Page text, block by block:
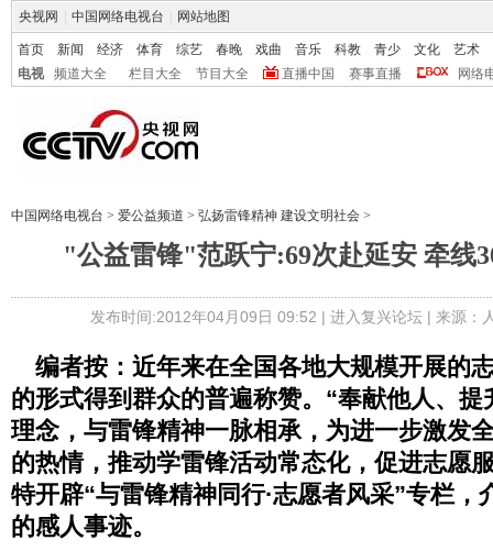
央视网 中国网络电视台 网站地图
首页 新闻 经济 体育 综艺 春晚 戏曲 音乐 科教 青少 文化
艺术
电视
频道大全 栏目大全 节目大全 直播中国 赛事直播 网络
中国网络电视台 > 爱公益频道 > 弘扬雷锋精神 建设文明社会 >
"公益雷锋"范跃宁:69次赴延安 牵线
发布时间:2012年04月09日 09:52 | 进入复兴论坛| 来源：
编者按：近年来在全国各地大规模开展的
的形式得到群众的普遍称赞。“奉献他人、提
理念，与雷锋精神一脉相承，为进一步激发
的热情，推动学雷锋活动常态化，促进志愿
特开辟“与雷锋精神同行·志愿者风采”专栏，
的感人事迹。